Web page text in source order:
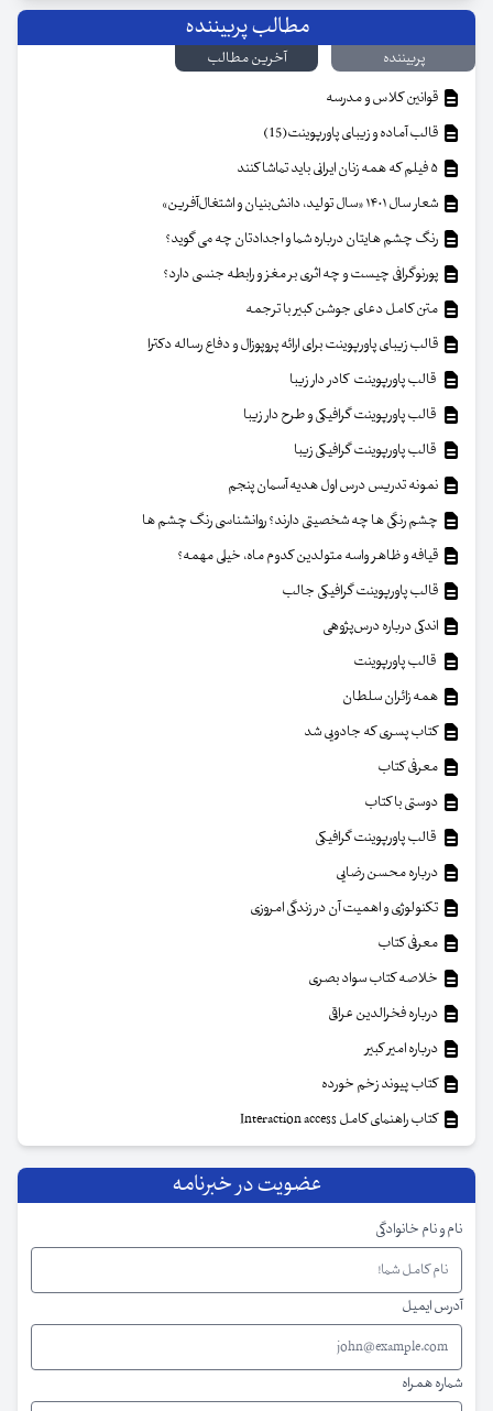
مطالب پربیننده
پربیننده
آخرین مطالب
قوانین کلاس و مدرسه
قالب آماده و زیبای پاورپوینت(15)
شعار سال ۱۴۰۱ «سال تولید، دانش‌بنیان و اشتغال‌آفرین»
رنگ چشم هایتان درباره شما و اجدادتان چه می گوید؟
پورنوگرافی چیست و چه اثری بر مغز و رابطه جنسی دارد؟
متن کامل دعای جوشن کبیر با ترجمه
قالب زیبای پاورپوینت برای ارائه پروپوزال و دفاع رساله دکترا
قالب پاورپوینت کادر دار زیبا
قالب پاورپوینت گرافیکی و طرح دار زیبا
قالب پاورپوینت گرافیکی زیبا
نمونه تدریس درس اول هدیه آسمان پنجم
چشم رنگی ها چه شخصیتی دارند؟ روانشناسی رنگ چشم ها
قیافه و ظاهر واسه متولدین کدوم ماه، خیلی مهمه؟
قالب پاورپوینت گرافیکی جالب
اندکی درباره درس‌پژوهی
قالب پاورپوینت
همه زائران سلطان
کتاب پسری که جادویی شد
معرفی کتاب
دوستی با کتاب
قالب پاورپوینت گرافیکی
درباره محسن رضایی
تکنولوژی و اهمیت آن در زندگی امروزی
معرفی کتاب
خلاصه کتاب سواد بصری
درباره فخرالدین عراقی
درباره امیر کبیر
کتاب پیوند زخم خورده
کتاب راهنمای کامل Interaction access
عضویت در خبرنامه
نام و نام خانوادگی
آدرس ایمیل
شماره همراه